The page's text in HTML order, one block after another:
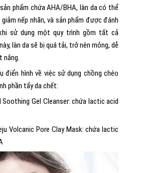
phẩm chứa AHA/BHA, làn da có thể
nếp nhăn, và sản phẩm được đánh
sử dụng một quy trình gồm tất cả
làn da sẽ bị quá tải, trở nên mỏng, dễ
nắng.
điển hình về việc sử dụng chồng chéo
phần tẩy da chết:
Soothing Gel Cleanser: chứa lactic acid
Volcanic Pore Clay Mask: chứa lactic